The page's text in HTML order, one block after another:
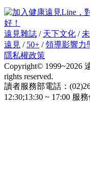
好！
遠見雜誌 / 天下文化 /
遠見 / 50+ /領導影響力
隱私權政策
Copyright© 1999~2026
rights reserved.
讀者服務部電話：
12:30;13:30 ~ 17:00 服務